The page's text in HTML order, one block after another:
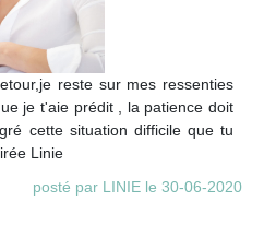
reste sur mes ressenties
je t'aie prédit , la patience doit
cette situation difficile que tu
Linie
posté par LINIE le 30-06-2020